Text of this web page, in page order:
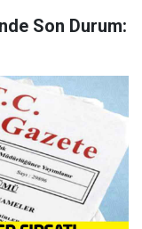
Son Durum: